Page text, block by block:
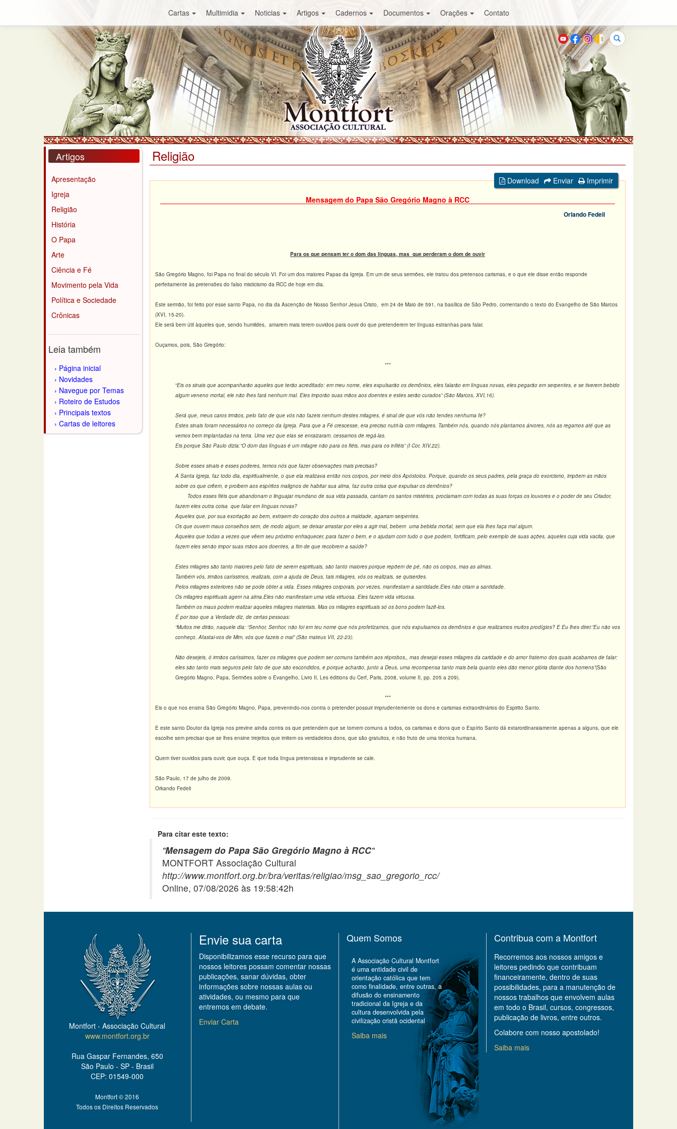
Cartas Multimidia Noticias Artigos Cadernos Documentos Orações Contato
Buscar
Artigos
Apresentação
Igreja
Religião
História
O Papa
Arte
Ciência e Fé
Movimento pela Vida
Política e Sociedade
Crônicas
Leia também
Página inicial
Novidades
Navegue por Temas
Roteiro de Estudos
Principais textos
Cartas de leitores
Religião
Download Enviar
Imprimir
Mensagem do Papa São Gregório Magno à RCC
Orlando Fedeli
Para os que pensam ter o dom das línguas, mas que perderam o dom de ouvir
São Gregório Magno, foi Papa no final do século VI. Foi um dos maiores Papas da Igreja. Em um de seus sermões, ele tratou dos pretensos carismas, e o que ele disse então responde
perfeitamente às pretensões do falso misticismo da RCC de hoje em dia.
Este sermão, foi feito por esse santo Papa, no dia da Ascenção de Nosso Senhor Jesus Cristo, em 24 de Maio de 591, na basílica de Sâo Pedro, comentando o texto do Evangelho de São Marcos
(XVI, 15-20).
Ele será bem útil àqueles que, sendo humildes, amarem mais terem ouvidos para ouvir do que pretenderem ter línguas estranhas para falar.
Ouçamos, pois, São Gregório:
***
“Eis os sinais que acompanharão aqueles que terão acreditado: em meu nome, eles expulsarão os demônios, eles falarão em línguas novas, eles pegarão em serpentes, e se tiverem bebido
algum veneno mortal, ele não lhes fará nenhum mal. Eles imporão suas mãos aos doentes e estes serão curados” (São Marcos, XVI,16).
Será que, meus caros irmãos, pelo fato de que vós não fazeis nenhum destes milagres, é sinal de que vós não tendes nenhuma fé?
Estes sinais foram necessários no começo da Igreja. Para que a Fé crescesse, era preciso nutri-la com milagres. Também nós, quando nós plantamos árvores, nós as regamos até que as
vemos bem implantadas na terra. Uma vez que elas se enraizaram, cessamos de regá-las.
Eis porque São Paulo dizia:”O dom das línguas é um milagre não para os fiéis, mas para os infiéis” (I Cor, XIV,22).
Sobre esses sinais e esses poderes, temos nós que fazer observações mais precisas?
A Santa Igreja, faz todo dia, espiritualmente, o que ela realizava então nos corpos, por meio dos Apóstolos. Porque, quando os seus padres, pela graça do exorcismo, impõem as mãos
sobre os que crêem, e proibem aos espíritos malignos de habitar sua alma, faz outra coisa que expulsar os demônios?
Todos esses fiéis que abandonam o linguajar mundano de sua vida passada, cantam os santos mistérios, proclamam com todas as suas forças os louvores e o poder de seu Criador,
fazem eles outra coisa que falar em línguas novas?
Aqueles que, por sua exortação ao bem, extraem do coração dos outros a maldade, agarram serpentes.
Os que ouvem maus conselhos sem, de modo algum, se deixar arrastar por eles a agir mal, bebem uma bebida mortal, sem que ela lhes faça mal algum.
Aqueles que todas a vezes que vêem seu próximo enfraquecer, para fazer o bem, e o ajudam com tudo o que podem, fortificam, pelo exemplo de suas ações, aqueles cuja vida vacila, que
fazem eles senão impor suas mãos aos doentes, a fim de que recobrem a saúde?
Estes milagres são tanto maiores pelo fato de serem espirituais, são tanto maiores porque repõem de pé, não os corpos, mas as almas.
Também vós, irmãos caríssimos, realizais, com a ajuda de Deus, tais milagres, vós os realizais, se quiserdes.
Pelos milagres exteriores não se pode obter a vida. Esses milagres corporais, por vezes, manifestam a santidade.Eles não criam a santidade.
Os milagres espirituais agem na alma.Eles não manifestam uma vida virtuosa. Eles fazem vida virtuosa.
Também os maus podem realizar aqueles milagres materiais. Mas os milagres espirituais só os bons podem fazê-los.
É por isso que a Verdade diz, de certas pessoas:
“Muitos me dirão, naquele dia: “Senhor, Senhor, não foi em teu nome que nós profetizamos, que nós expulsamos os demônios e que realizamos muitos prodígios? E Eu lhes direi:”Eu não vos
conheço. Afastai-vos de Mim, vós que fazeis o mal” (São mateus VII, 22-23).
Não desejeis, ó irmãos caríssimos, fazer os milagres que podem ser comuns também aos réprobos,, mas desejai esses milagres da caridade e do amor fraterno dos quais acabamos de falar:
eles são tanto mais seguros pelo fato de que são escondidos, e porque acharão, junto a Deus, uma recompensa tanto mais bela quanto eles dão menor glória diante dos homens”(São
Gregório Magno, Papa, Sermões sobre o Evangelho, Livro II, Les éditions du Cerf, Paris, 2008, volume II, pp. 205 a 209).
***
Eis o que nos ensina São Gregório Magno, Papa, prevenindo-nos contra o pretender possuir imprudentemente os dons e carismas extraordinários do Espirito Santo.
E este santo Doutor da Igreja nos previne ainda contra os que pretendem que se tornem comuns a todos, os carismas e dons que o Espírto Santo dá extarordinaraiamente apenas a alguns, que ele
escolhe sem precisar que se lhes ensine trejeitos que imitem os verdadeiros dons, que são gratuitos, e não fruto de uma técnica humana.
Quem tiver ouvidos para ouvir, que ouça. E que toda língua pretensiosa e imprudente se cale.
Sâo Paulo, 17 de julho de 2009.
Orkando Fedeli
Para citar este texto:
"Mensagem do Papa São Gregório Magno à RCC"
MONTFORT Associação Cultural
http://www.montfort.org.br/bra/veritas/religiao/msg_sao_gregorio_rcc/
Online, 07/08/2026 às 19:58:42h
Montfort - Associação Cultural
www.montfort.org.br
Rua Gaspar Fernandes, 650
São Paulo - SP - Brasil
CEP: 01549-000
Montfort © 2016
Todos os Direitos Reservados
Envie sua carta
Disponibilizamos esse recurso para que
nossos leitores possam comentar nossas
publicações, sanar dúvidas, obter
informações sobre nossas aulas ou
atividades, ou mesmo para que
entremos em debate.
Enviar Carta
Quem Somos
A Associação Cultural Montfort
é uma entidade civil de
orientação católica que tem
como finalidade, entre outras, a
difusão do ensinamento
tradicional da Igreja e da
cultura desenvolvida pela
civilização cristã ocidental
Saiba mais
Contribua com a Montfort
Recorremos aos nossos amigos e
leitores pedindo que contribuam
financeiramente, dentro de suas
possibilidades, para a manutenção de
nossos trabalhos que envolvem aulas
em todo o Brasil, cursos, congressos,
publicação de livros, entre outros.
Colabore com nosso apostolado!
Saiba mais